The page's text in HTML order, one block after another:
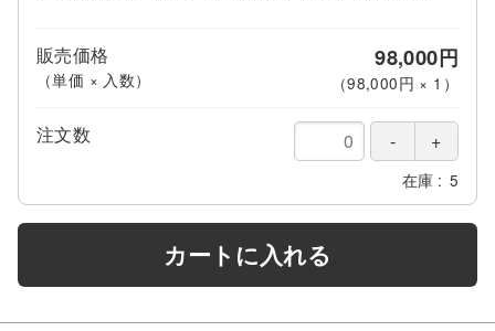
販売価格
（単価 × 入数）
98,000円
（98,000円 × 1 ）
注文数
在庫 5
カートに入れる